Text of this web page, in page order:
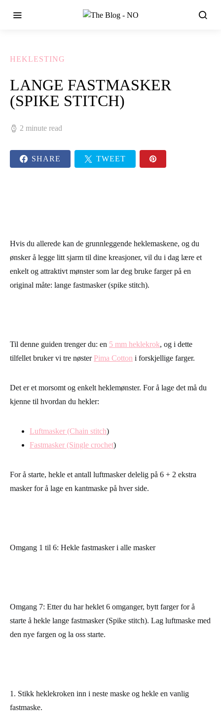
HEKLESTING
LANGE FASTMASKER
(SPIKE STITCH)
2 minute read
SHARE TWEET
Hvis du allerede kan de grunnleggende heklemaskene, og du
ønsker å legge litt sjarm til dine kreasjoner, vil du i dag lære et
enkelt og attraktivt mønster som lar deg bruke farger på en
original måte: lange fastmasker (spike stitch).
Til denne guiden trenger du: en 5 mm heklekrok, og i dette
tilfellet bruker vi tre nøster Pima Cotton i forskjellige farger.
Det er et morsomt og enkelt heklemønster. For å lage det må du
kjenne til hvordan du hekler:
Luftmasker (Chain stitch)
Fastmasker (Single crochet)
For å starte, hekle et antall luftmasker delelig på 6 + 2 ekstra
masker for å lage en kantmaske på hver side.
Omgang 1 til 6: Hekle fastmasker i alle masker
Omgang 7: Etter du har heklet 6 omganger, bytt farger for å
starte å hekle lange fastmasker (Spike stitch). Lag luftmaske med
den nye fargen og la oss starte.
1. Stikk heklekroken inn i neste maske og hekle en vanlig
fastmaske.